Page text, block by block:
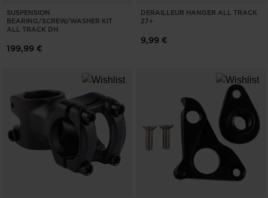
SUSPENSION
BEARING/SCREW/WASHER KIT
ALL TRACK DH
199,99 €
DERAILLEUR HANGER ALL TRACK
27+
9,99 €